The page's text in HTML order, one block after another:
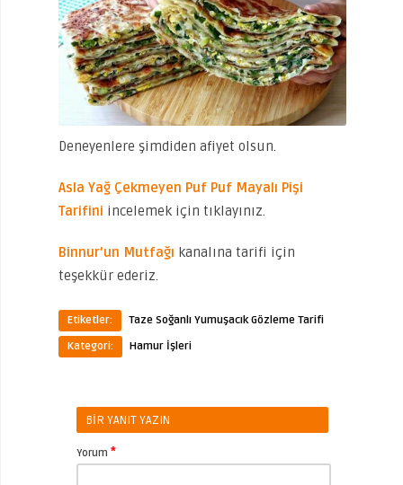
Deneyenlere şimdiden afiyet olsun.
Asla Yağ Çekmeyen Puf Puf Mayalı Pişi
Tarifini incelemek için tıklayınız.
Binnur’un Mutfağı kanalına tarifi için
teşekkür ederiz.
Etiketler:
Taze Soğanlı Yumuşacık Gözleme Tarifi
Kategori:
Hamur İşleri
BIR YANIT YAZIN
Yorum *